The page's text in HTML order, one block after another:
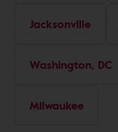
Jacksonville
Washington, DC
Milwaukee